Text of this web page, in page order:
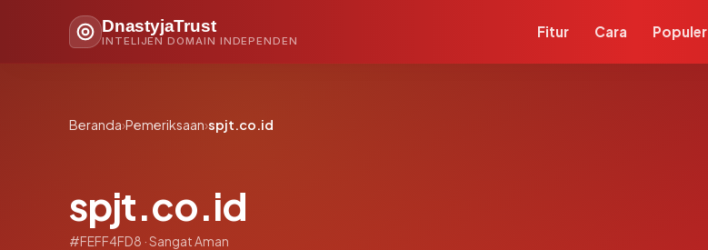
DnastyjaTrust
INTELIJEN DOMAIN INDEPENDEN
Fitur Cara Populer
Beranda›Pemeriksaan›spjt.co.id
spjt.co.id
#FEFF4FD8 · Sangat Aman